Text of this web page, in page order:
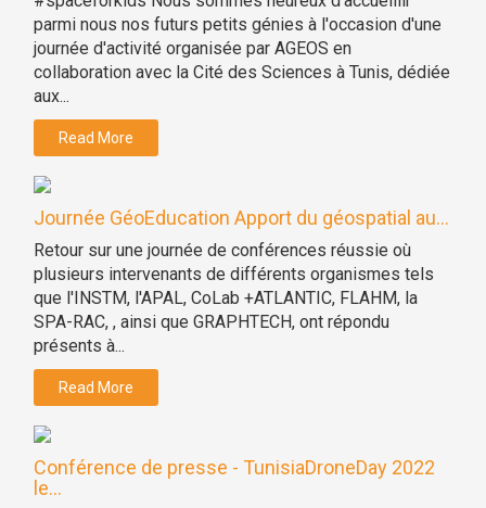
parmi nous nos futurs petits génies à l'occasion d'une
journée d'activité organisée par AGEOS en
collaboration avec la Cité des Sciences à Tunis, dédiée
aux...
Read More
Journée GéoEducation Apport du géospatial au...
Retour sur une journée de conférences réussie où
plusieurs intervenants de différents organismes tels
que l'INSTM, l'APAL, CoLab +ATLANTIC, FLAHM, la
SPA-RAC, , ainsi que GRAPHTECH, ont répondu
présents à...
Read More
Conférence de presse - TunisiaDroneDay 2022
le...